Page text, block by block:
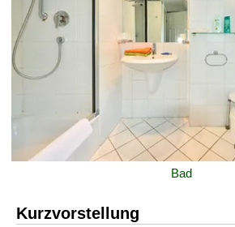
Bad
Kurzvorstellung